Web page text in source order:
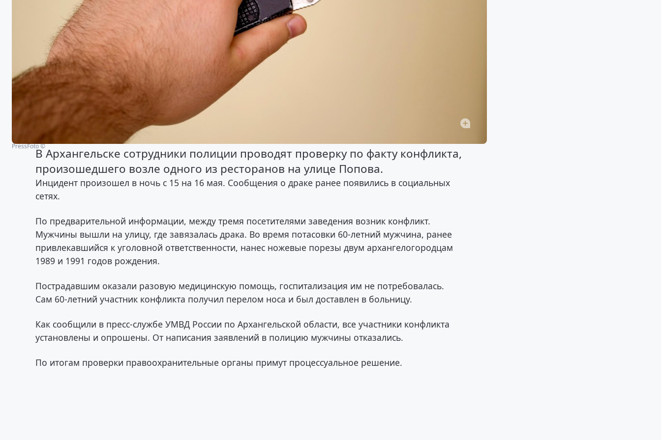
PressFoto ©В Архангельске сотрудники полиции проводят проверку по факту конфликта,
произошедшего возле одного из ресторанов на улице Попова.
Инцидент произошел в ночь с 15 на 16 мая. Сообщения о драке ранее появились в социальных
сетях.
По предварительной информации, между тремя посетителями заведения возник конфликт.
Мужчины вышли на улицу, где завязалась драка. Во время потасовки 60-летний мужчина, ранее
привлекавшийся к уголовной ответственности, нанес ножевые порезы двум архангелогородцам
1989 и 1991 годов рождения.
Пострадавшим оказали разовую медицинскую помощь, госпитализация им не потребовалась.
Сам 60-летний участник конфликта получил перелом носа и был доставлен в больницу.
Как сообщили в пресс-службе УМВД России по Архангельской области, все участники конфликта
установлены и опрошены. От написания заявлений в полицию мужчины отказались.
По итогам проверки правоохранительные органы примут процессуальное решение.